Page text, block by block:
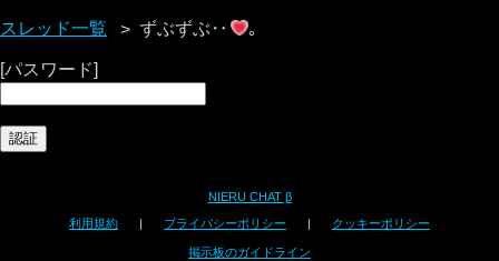
スレッド一覧 ずぶずぶ‥ ｡
[パスワード]
NIERU CHAT β
利用規約 | プライバシーポリシー | クッキーポリシー
掲示板のガイドライン